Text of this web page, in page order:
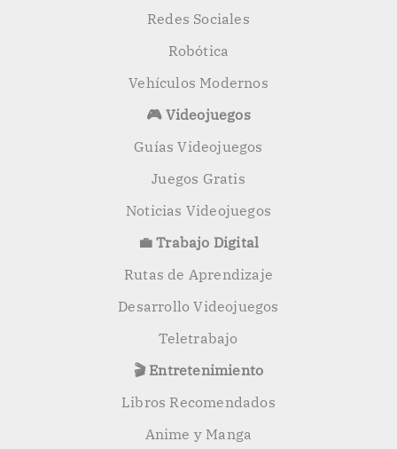
Redes Sociales
Robótica
Vehículos Modernos
🎮 Videojuegos
Guías Videojuegos
Juegos Gratis
Noticias Videojuegos
💼 Trabajo Digital
Rutas de Aprendizaje
Desarrollo Videojuegos
Teletrabajo
🎬 Entretenimiento
Libros Recomendados
Anime y Manga